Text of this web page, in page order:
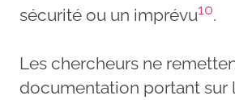
sécurité ou un imprévu10.
Les chercheurs ne
documentation portant sur